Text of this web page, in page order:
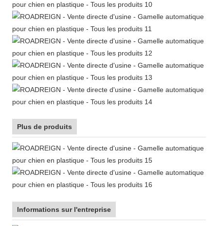
Plus de produits
Informations sur l'entreprise